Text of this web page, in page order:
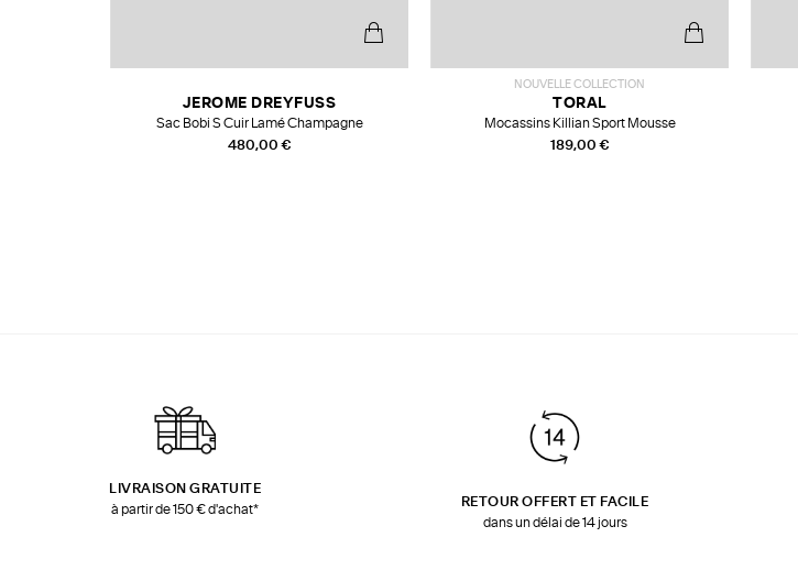
480,00 €
JEROME DREYFUSS
Sac Bobi S Cuir Lamé Champagne
NOUVELLE COLLECTION
189,00 €
TORAL
Mocassins Killian Sport Mousse
LIVRAISON GRATUITE
à partir de 150 € d'achat*
RETOUR OFFERT ET FACILE
dans un délai de 14 jours